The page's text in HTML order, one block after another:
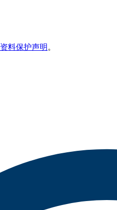
料保护声明 。